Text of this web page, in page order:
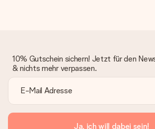
10% Gutschein sichern! Jetzt für den
& nichts mehr verpassen.
Ja, ich will dabei sein!